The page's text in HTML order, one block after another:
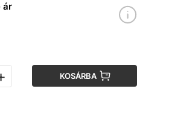
ár
KOSÁRBA